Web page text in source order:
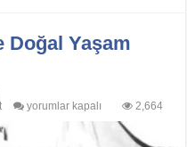
Doğal Yaşam
Yağcıbedir
yorumlar kapalı 2,664